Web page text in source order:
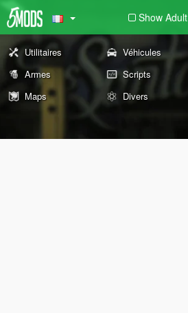
Show Adult
Utilitaires Véhicules
Armes
Scripts
Maps
Divers